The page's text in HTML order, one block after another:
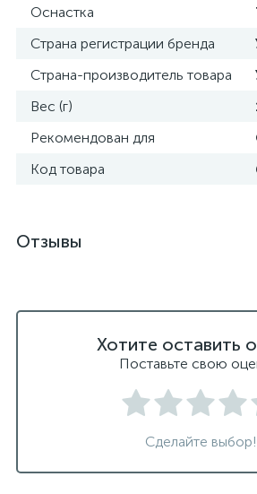
Оснастка
Страна регистрации бренда
Страна-производитель товара
Вес (г)
Рекомендован для
Код товара
Отзывы
Хотите оставить
Поставьте свою
Сделайте выбор!